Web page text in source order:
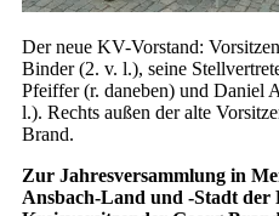
Der neue KV-Vorstand:
Binder (2. v. l.), seine
Pfeiffer (r. daneben) und Daniel
l.). Rechts außen der alte
Brand.
Zur Jahresversammlung in
Ansbach-Land und -Stadt